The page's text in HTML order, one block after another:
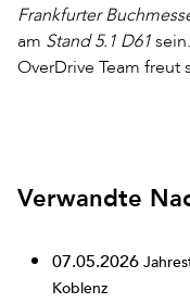
Frankfurter
am Stand 5.1 D61
OverDrive Team freut
Verwandte
07.05.2026
Koblenz